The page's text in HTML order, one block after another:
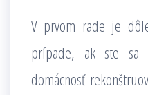
V prvom rade je
prípade, ak ste sa
domácnosť